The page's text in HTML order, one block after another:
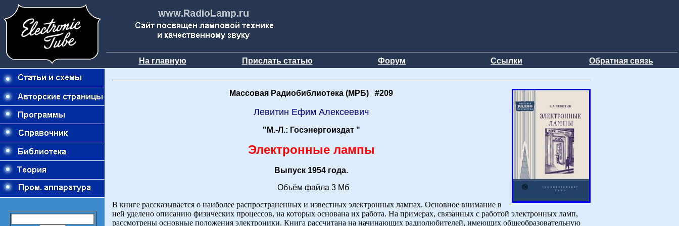
На главную Прислать статью Форум Ссылки Обратная связь
Массовая Радиобиблиотека (МРБ) #209
Левитин Ефим Алексеевич
"М.-Л.: Госэнергоиздат "
Электронные лампы
Выпуск 1954 года.
Объём файла 3 Мб
В книге рассказывается о наиболее распространенных и известных электронных лампах. Основное внимание в
ней уделено описанию физических процессов, на которых основана их работа. На примерах, связанных с работой электронных ламп,
рассмотрены основные положения электроники. Книга рассчитана на начинающих радиолюбителей, имеющих общеобразовательную